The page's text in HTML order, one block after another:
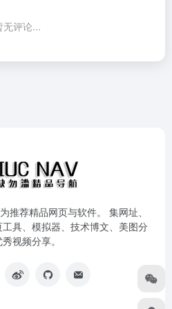
无评论...
推荐精品网页与软件。 集网址、
具、模拟器、技术博文、美图分
视频分享。